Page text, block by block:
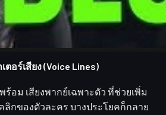
ยละเอียดชุด
ดยรวม (ดิบ เท่ ฮา หรือโหด)
จากเอเจนต์ตัวอื่นในฝั่งเดียวกัน
ตอร์เสียง (Voice Lines)
ร้อม เสียงพากย์เฉพาะตัว ที่ช่วยเพิ่ม
กของตัวละคร บางประโยคก็กลาย